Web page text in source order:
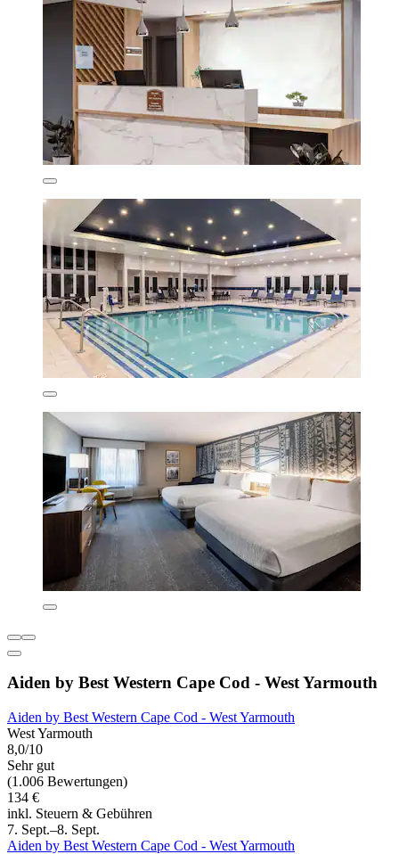
Aiden by Best Western Cape Cod - West Yarmouth
Aiden by Best Western Cape Cod - West Yarmouth
West Yarmouth
8,0/10
Sehr gut
(1.006 Bewertungen)
134 €
inkl. Steuern & Gebühren
7. Sept.–8. Sept.
Aiden by Best Western Cape Cod - West Yarmouth